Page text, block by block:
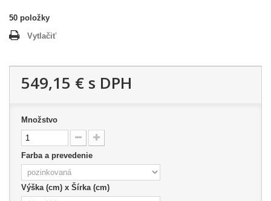
50 položky
Vytlačiť
549,15 € s DPH
Množstvo
Farba a prevedenie
Výška (cm) x Šírka (cm)